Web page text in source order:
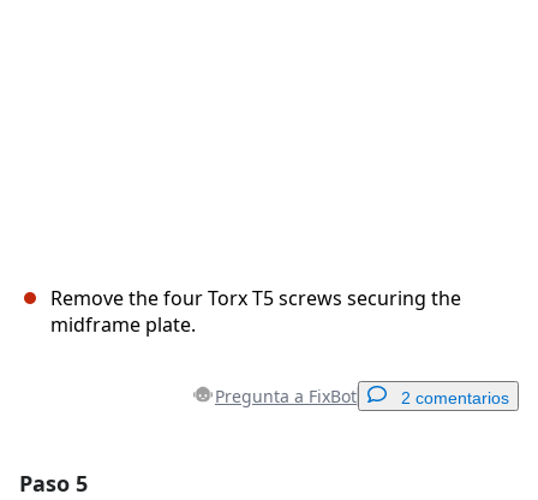
Remove the four Torx T5 screws securing the
midframe plate.
Pregunta a FixBot 2 comentarios
Paso 5